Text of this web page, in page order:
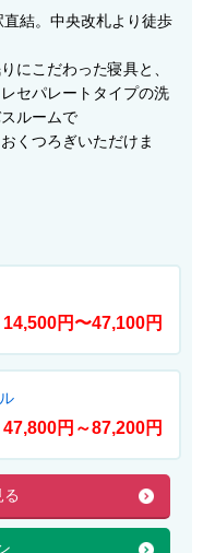
直結。中央改札より徒歩
にこだわった寝具と、
セパレートタイプの洗
ルームで
くつろぎいただけま
14,500円〜47,100円
47,800円～87,200円